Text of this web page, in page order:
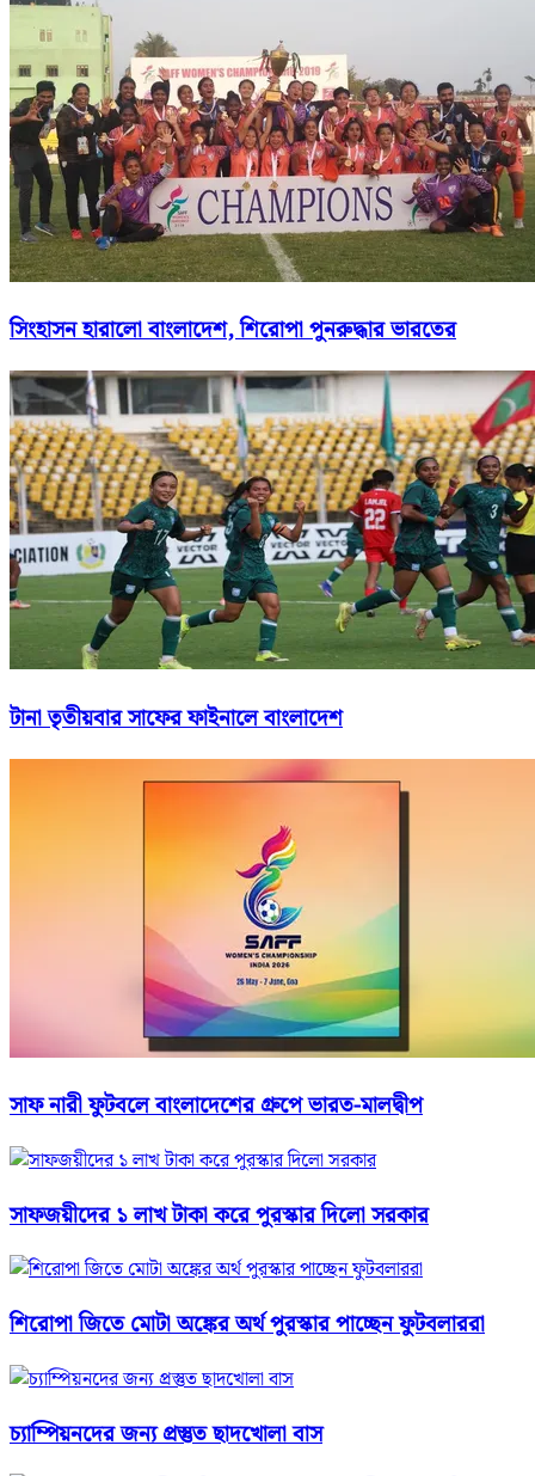
সিংহাসন হারালো বাংলাদেশ, শিরোপা পুনরুদ্ধার ভারতের
টানা তৃতীয়বার সাফের ফাইনালে বাংলাদেশ
সাফ নারী ফুটবলে বাংলাদেশের গ্রুপে ভারত-মালদ্বীপ
সাফজয়ীদের ১ লাখ টাকা করে পুরস্কার দিলো সরকার
শিরোপা জিতে মোটা অঙ্কের অর্থ পুরস্কার পাচ্ছেন ফুটবলাররা
চ্যাম্পিয়নদের জন্য প্রস্তুত ছাদখোলা বাস